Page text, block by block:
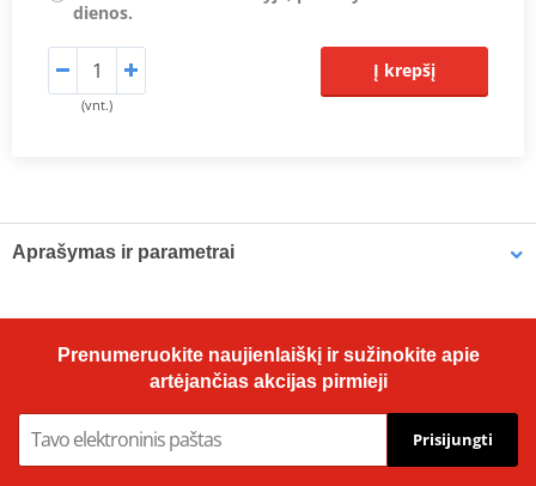
dienos.
(vnt.)
Į krepšį
Aprašymas ir parametrai
Hiflofiltro air filters are manufactured to fit the factory air box and
are a direct replacement for original equipment filters. Top quality
powerflow filtering media, developed for modern high
performance engines.
Prenumeruokite naujienlaiškį ir sužinokite apie
artėjančias akcijas pirmieji
Prisijungti